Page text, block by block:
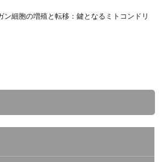
ン細胞の増殖と転移：鍵となるミトコンドリ